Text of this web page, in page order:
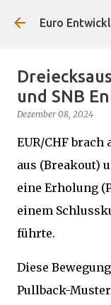
Euro
und SNB
Dezember 08, 2024
EUR/CHF brach
aus (Breakout)
eine Erholung
einem
führte.
Diese
Pullback-